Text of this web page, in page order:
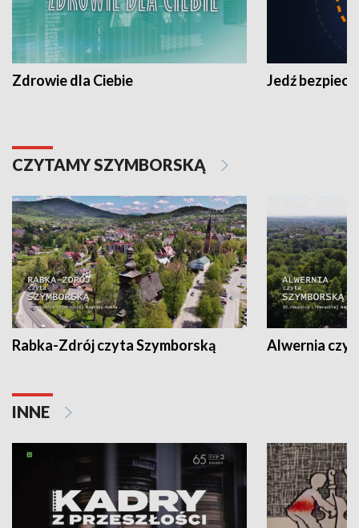
Zdrowie dla Ciebie Jedź
CZYTAMY SZYMBORSKĄ
Rabka-Zdrój czyta Szymborską Alwernia
INNE